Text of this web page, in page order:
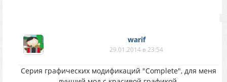
warif
29.01.2014 в 23:54
Серия графических модификаций "Complete", для меня